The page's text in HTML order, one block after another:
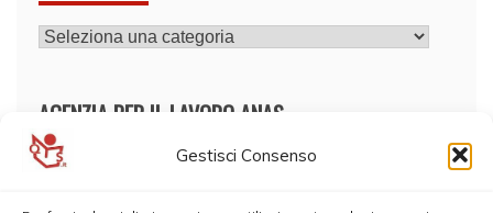
Gestisci Consenso
CATEGORIE
AGENZIA PER IL LAVORO ANAS